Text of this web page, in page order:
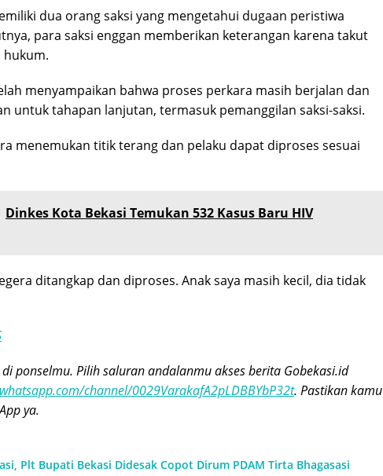
dua orang saksi yang mengetahui dugaan peristiwa
para saksi enggan memberikan keterangan karena takut
hukum.
menyampaikan bahwa proses perkara masih berjalan dan
untuk tahapan lanjutan, termasuk pemanggilan saksi-saksi.
menemukan titik terang dan pelaku dapat diproses sesuai
Dinkes Kota Bekasi Temukan 532 Kasus Baru HIV
ditangkap dan diproses. Anak saya masih kecil, dia tidak
ponselmu. Pilih saluran andalanmu akses berita Gobekasi.id
channel/0029VarakafA2pLDBBYbP32t. Pastikan kamu
ya.
Plt Bupati Bekasi Didesak Copot Dirum PDAM Tirta Bhagasasi